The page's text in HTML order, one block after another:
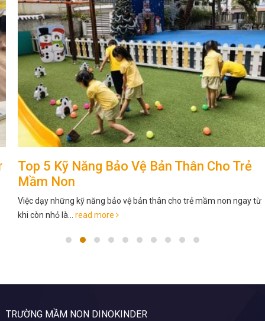
Top 5 Kỹ Năng Bảo Vệ Bản Thân Cho Trẻ
Mầm Non
Việc dạy những kỹ năng bảo vệ bản thân cho trẻ mầm non ngay từ
khi còn nhỏ là... read more
TRƯỜNG MẦM NON DINOKINDER